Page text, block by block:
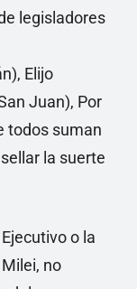
legisladores
Elijo
Juan), Por
todos suman
la suerte
o la
no